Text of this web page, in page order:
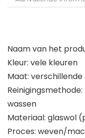
Naam van het
Kleur: vele kleuren
Maat:
wassen
Materiaal: glaswol
Proces: weven/